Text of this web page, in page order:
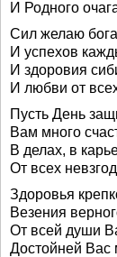
И Родного
Сил желаю
И успехов
И здоровия
И любви от
Пусть День
Вам много
В делах, в
От всех
Здоровья
Везения
От всей души
Достойней Вас